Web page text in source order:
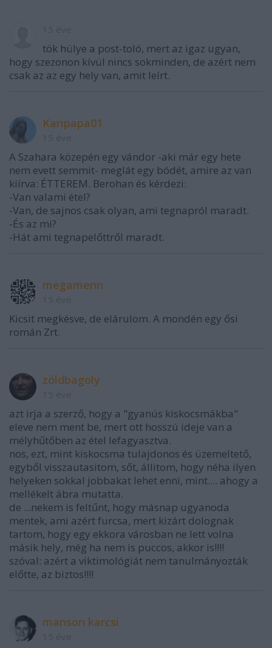
tök hülye a post-toló, mert az igaz ugyan,
hogy szezonon kívül nincs sokminden, de azért nem
csak az az egy hely van, amit leírt.
Karipapa01
A Szahara közepén egy vándor -aki már egy hete
nem evett semmit- meglát egy bódét, amire az van
kiírva: ÉTTEREM. Berohan és kérdezi:
-Van valami étel?
-Van, de sajnos csak olyan, ami tegnapról maradt.
-És az mi?
-Hát ami tegnapelőttről maradt.
megamenn
Kicsit megkésve, de elárulom. A mondén egy ősi
román Zrt.
zöldbagoly
azt irja a szerző, hogy a "gyanús kiskocsmákba"
eleve nem ment be, mert ott hosszú ideje van a
mélyhűtőben az étel lefagyasztva.
nos, ezt, mint kiskocsma tulajdonos és üzemeltető,
egyből visszautasitom, sőt, állitom, hogy néha ilyen
helyeken sokkal jobbakat lehet enni, mint.... ahogy a
mellékelt ábra mutatta.
de ...nekem is feltűnt, hogy másnap ugyanoda
mentek, ami azért furcsa, mert kizárt dolognak
tartom, hogy egy ekkora városban ne lett volna
másik hely, még ha nem is puccos, akkor is!!!!
szóval: azért a viktimológiát nem tanulmányozták
előtte, az biztos!!!!
manson karcsi